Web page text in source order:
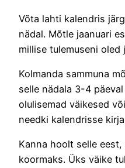
Võta lahti kalendris
nädal. Mõtle jaanuari
millise tulemuseni oled
Kolmanda sammuna
selle nädala 3-4
olulisemad väikesed
needki kalendrisse
Kanna hoolt selle
koormaks. Üks väike